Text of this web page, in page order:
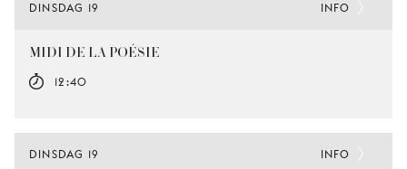
DINSDAG 19
MIDI DE LA POÉSIE
12:40
INFO
DINSDAG 19 INFO